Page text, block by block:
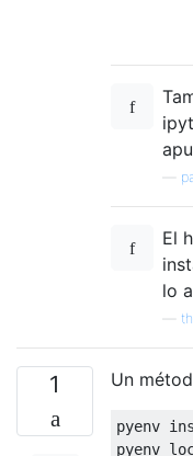
El
lo
1 Un
pyenv
pyenv